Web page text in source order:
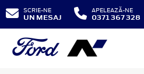
SCRIE-NE
UN MESAJ
APELEAZĂ-NE
0371 367 328